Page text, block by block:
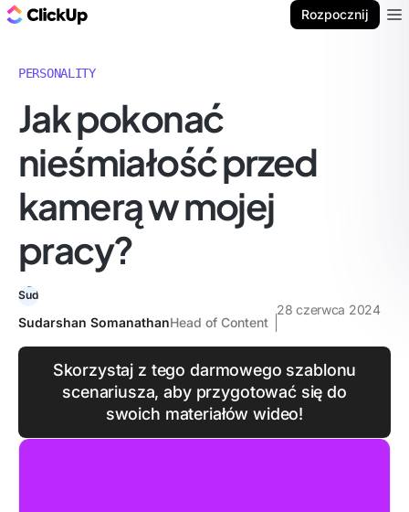
Rozpocznij
PERSONALITY
Jak pokonać
nieśmiałość przed
kamerą w mojej
pracy?
Sudarshan SomanathanHead of Content
28 czerwca 2024
Skorzystaj z tego darmowego szablonu
scenariusza, aby przygotować się do
swoich materiałów wideo!